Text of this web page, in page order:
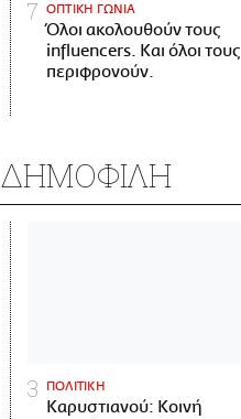
ΟΠΤΙΚΗ ΓΩΝΙΑ
Όλοι ακολουθούν τους
influencers. Και όλοι τους
περιφρονούν.
ΔΗΜΟΦΙΛΗ
ΠΟΛΙΤΙΚΗ
Καρυστιανού: Κοινή